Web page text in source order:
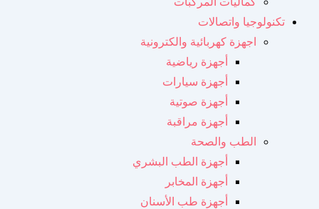
تكنولوجيا واتصالات
اجهزة كهربائية والكترونية
أجهزة رياضية
أجهزة سيارات
أجهزة صوتية
أجهزة مراقبة
الطب والصحة
أجهزة الطب البشري
أجهزة المخابر
أجهزة طب الأسنان